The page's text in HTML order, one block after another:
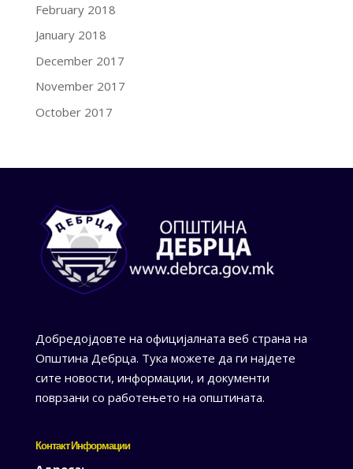
February 2018
January 2018
December 2017
November 2017
October 2017
Добредојдовте на официјалната веб страна на
Општина Дебрца. Тука можете да ги најдете
сите новости, информации, и документи
поврзани со работењето на општината.
Контакт Информации